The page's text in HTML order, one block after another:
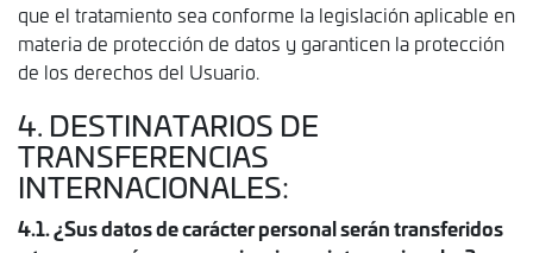
que el tratamiento sea conforme la legislación aplicable en
materia de protección de datos y garanticen la protección
de los derechos del Usuario.
4. DESTINATARIOS DE
TRANSFERENCIAS
INTERNACIONALES:
4.1. ¿Sus datos de carácter personal serán transferidos